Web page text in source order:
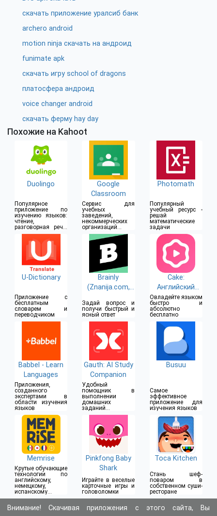
скачать приложение уралсиб банк
archero android
motion ninja скачать на андроид
funimate apk
скачать игру school of dragons
платосфера андроид
voice changer android
скачать ферму hay day
Похожие на Kahoot
Duolingo
Популярное
приложение по
изучению языков:
чтение,
разговорная речь,
письмо
Google
Classroom
Сервис для
учебных
заведений,
некоммерческих
организаций и
пользователей
аккаунтов Google
Photomath
Популярный
учебный ресурс -
решай
математические
задачи
U-Dictionary
Приложение с
бесплатным
словарем и
переводчиком
Brainly
(Znanija.com,
Задай вопрос и
получи быстрый и
ясный ответ
Cake:
Английский
язык
Овладейте языком
быстро и
абсолютно
бесплатно
Babbel - Learn
Languages
Приложения,
созданного
экспертами в
области изучения
языков
Gauth: AI Study
Companion
Удобный
помощник в
выполнении
домашних
заданий с
высокой
Busuu
Самое
эффективное
приложение для
изучения языков
Memrise
Крутые обучающие
технологии по
английскому,
немецкому,
испанскому и
другим языкам
Pinkfong Baby
Shark
Играйте в веселые
карточные игры и
головоломки
Toca Kitchen
Стань шеф-
поваром в
собственном суши-
ресторане
Внимание! Скачивая приложения с этого сайта, Вы